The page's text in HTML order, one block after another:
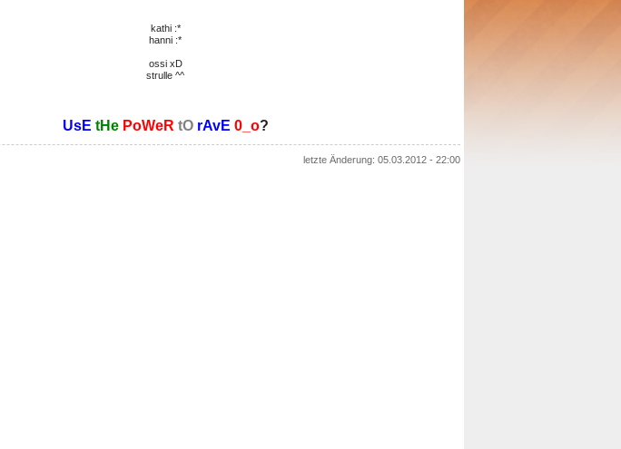
kathi :*
hanni :*
ossi xD
strulle ^^
UsE tHe PoWeR tO rAvE 0_o?
letzte Änderung: 05.03.2012 - 22:00